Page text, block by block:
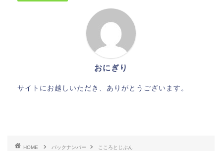
おにぎり
サイトにお越しいただき、ありがとうございます。
HOME バックナンバー
こころとじぶん